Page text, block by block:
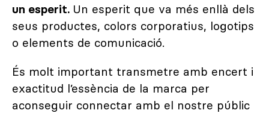
un esperit. Un esperit que va més enllà dels
seus productes, colors corporatius, logotips
o elements de comunicació.
És molt important transmetre amb encert i
exactitud l’essència de la marca per
aconseguir connectar amb el nostre públic